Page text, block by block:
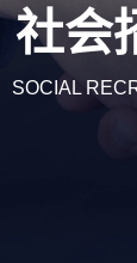
社会
SOCIAL